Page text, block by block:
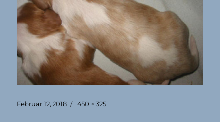
Veröffentlicht
Februar 12, 2018 Originalgröße
450 × 325